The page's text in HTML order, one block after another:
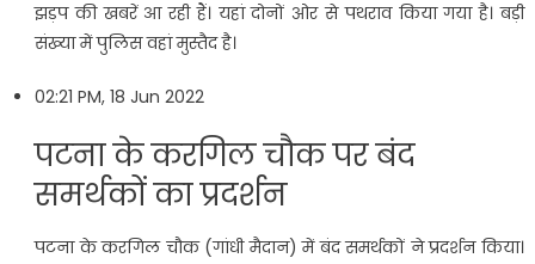
झड़प की खबरें आ रही हैं। यहां दोनों ओर से पथराव किया गया है। बड़ी
संख्‍या में पुलिस वहां मुस्‍तैद है।
02:21 PM, 18 Jun 2022
पटना के करगिल चौक पर बंद
समर्थकों का प्रदर्शन
पटना के करगिल चौक (गांधी मैदान) में बंद समर्थकों ने प्रदर्शन किया।